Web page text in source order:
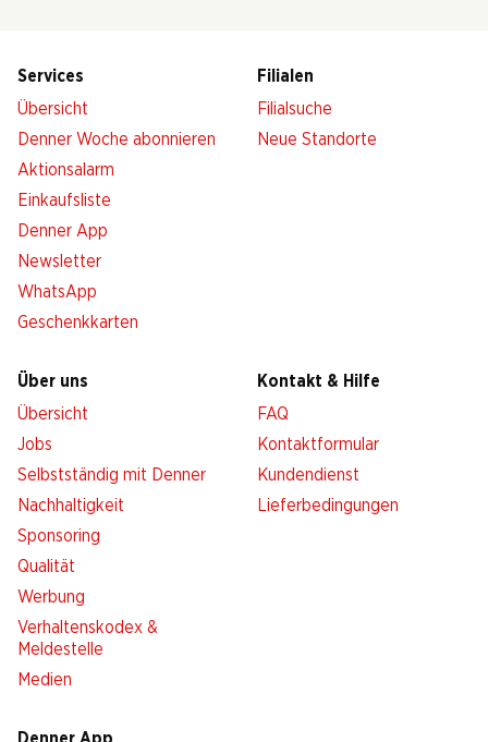
Services
Übersicht
Denner Woche abonnieren
Aktionsalarm
Einkaufsliste
Denner App
Newsletter
WhatsApp
Geschenkkarten
Filialen
Filialsuche
Neue Standorte
Über uns
Übersicht
Jobs
Selbstständig mit Denner
Nachhaltigkeit
Sponsoring
Qualität
Werbung
Verhaltenskodex &
Meldestelle
Medien
Kontakt & Hilfe
FAQ
Kontaktformular
Kundendienst
Lieferbedingungen